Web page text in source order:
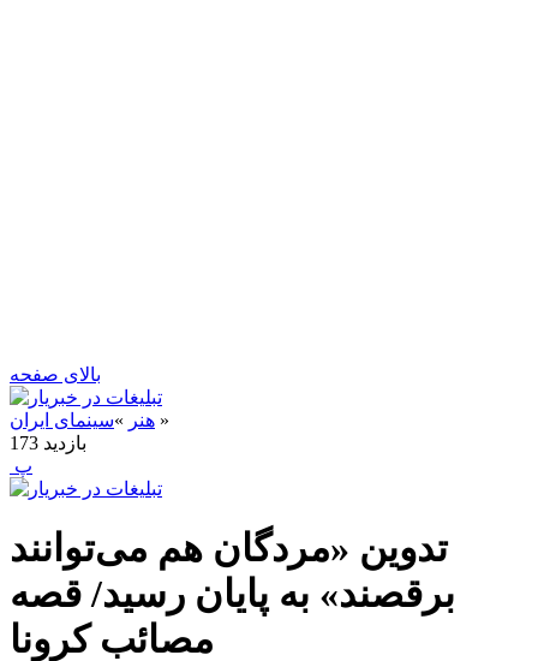
بالای صفحه
هنر »سینمای ایران
»
173 بازدید
‍ پ
تدوین «مردگان هم می‌توانند
برقصند» به پایان رسید/ قصه
مصائب کرونا